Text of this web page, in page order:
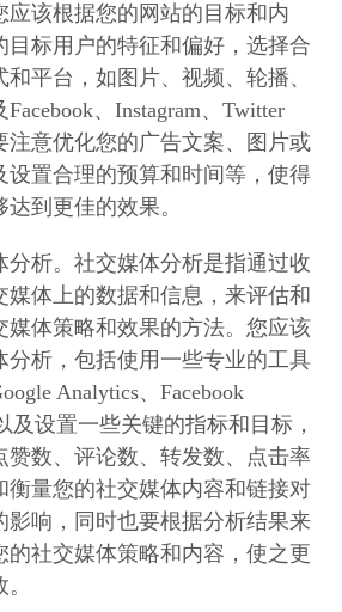
应该根据您的网站的目标和内
目标用户的特征和偏好，选择合
平台，如图片、视频、轮播、
、Instagram、Twitter
注意优化您的广告文案、图片或
设置合理的预算和时间等，使得
到更佳的效果。
分析。社交媒体分析是指通过收
媒体上的数据和信息，来评估和
媒体策略和效果的方法。您应该
分析，包括使用一些专业的工具
Analytics、Facebook
及设置一些关键的指标和目标，
赞数、评论数、转发数、点击率
衡量您的社交媒体内容和链接对
影响，同时也要根据分析结果来
的社交媒体策略和内容，使之更